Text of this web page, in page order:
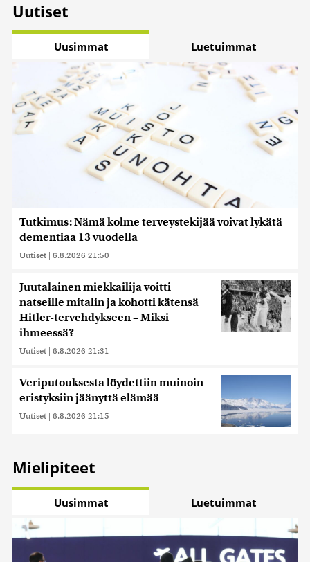
Uutiset
Uusimmat Luetuimmat
Tutkimus: Nämä kolme terveystekijää voivat lykätä
dementiaa 13 vuodella
Uutiset | 6.8.2026 21:50
Juutalainen miekkailija voitti
natseille mitalin ja kohotti kätensä
Hitler-tervehdykseen – Miksi
ihmeessä?
Uutiset | 6.8.2026 21:31
Veriputouksesta löydettiin muinoin
eristyksiin jäänyttä elämää
Uutiset | 6.8.2026 21:15
Mielipiteet
Uusimmat Luetuimmat